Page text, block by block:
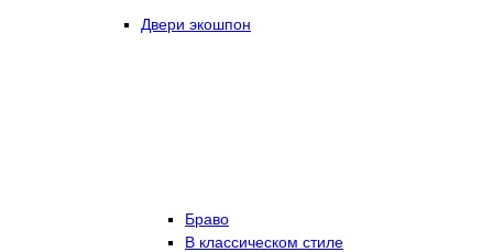
Двери экошпон
Браво
В классическом стиле